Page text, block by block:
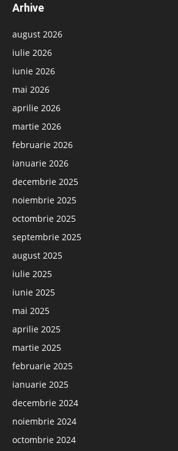
Arhive
august 2026
iulie 2026
iunie 2026
mai 2026
aprilie 2026
martie 2026
februarie 2026
ianuarie 2026
decembrie 2025
noiembrie 2025
octombrie 2025
septembrie 2025
august 2025
iulie 2025
iunie 2025
mai 2025
aprilie 2025
martie 2025
februarie 2025
ianuarie 2025
decembrie 2024
noiembrie 2024
octombrie 2024